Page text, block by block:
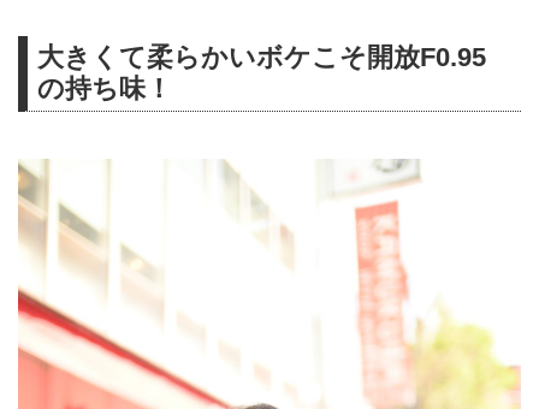
大きくて柔らかいボケこそ開放F0.95
の持ち味！